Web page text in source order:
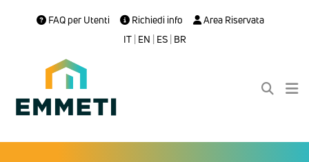
FAQ per Utenti Richiedi info
Area Riservata
IT| EN | ES| BR